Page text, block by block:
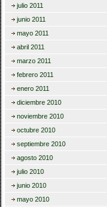
julio 2011
junio 2011
mayo 2011
abril 2011
marzo 2011
febrero 2011
enero 2011
diciembre 2010
noviembre 2010
octubre 2010
septiembre 2010
agosto 2010
julio 2010
junio 2010
mayo 2010